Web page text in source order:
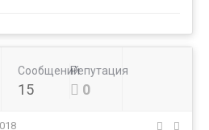
Сообщений
15
Репутация
0